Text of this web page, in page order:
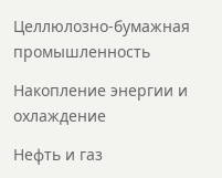
Целлюлозно-бумажная
промышленность
Накопление энергии и
охлаждение
Нефть и газ